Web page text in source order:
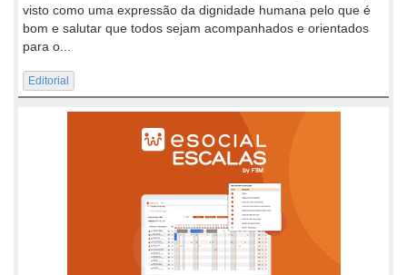
visto como uma expressão da dignidade humana pelo que é
bom e salutar que todos sejam acompanhados e orientados
para o...
Editorial